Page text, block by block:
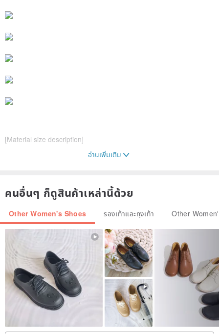
[Material size description]
The first layer of sheepskin in the shoe
With height: 2.5
Color: silver
Sole material: Spain imported CASTER outsole (wearing non-slip)
------------------------------------------------ ------------------------------------
----------
อ่านเพิ่มเติม
คนอื่นๆ ก็ดูสินค้าเหล่านี้ด้วย
Other Women's Shoes รองเท้าและถุงเท้า Other